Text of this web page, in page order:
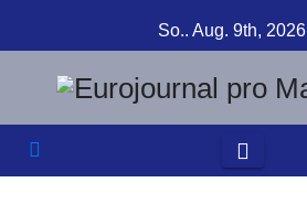
Inhalt
springen
So.. Aug. 9th, 2026